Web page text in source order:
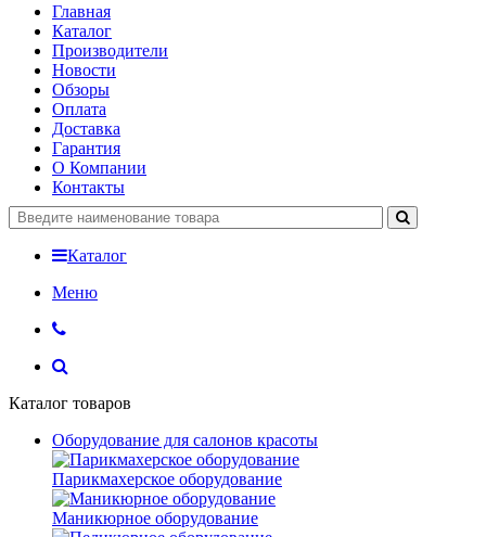
Главная
Каталог
Производители
Новости
Обзоры
Оплата
Доставка
Гарантия
О Компании
Контакты
Каталог
Меню
Каталог товаров
Оборудование для салонов красоты
Парикмахерское оборудование
Маникюрное оборудование